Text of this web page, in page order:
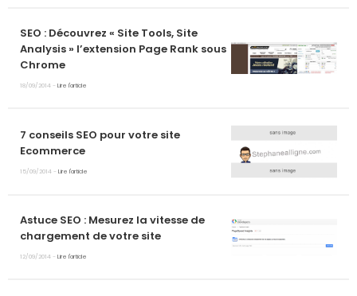
SEO : Découvrez « Site Tools, Site
Analysis » l’extension Page Rank sous
Chrome
18/09/2014 - Lire l'article
7 conseils SEO pour votre site
Ecommerce
15/09/2014 - Lire l'article
Astuce SEO : Mesurez la vitesse de
chargement de votre site
12/09/2014 - Lire l'article